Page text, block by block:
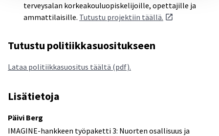
terveysalan korkeakouluopiskelijoille, opettajille ja
ammattilaisille. Tutustu projektiin täällä.
Tutustu politiikkasuositukseen
Lataa politiikkasuositus täältä (pdf).
Lisätietoja
Päivi Berg
IMAGINE-hankkeen työpaketti 3: Nuorten osallisuus ja